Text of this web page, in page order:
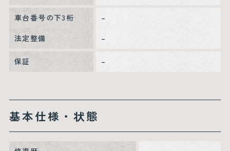
車台番号の下3桁
–
法定整備
–
保証 –
基本仕様・状態